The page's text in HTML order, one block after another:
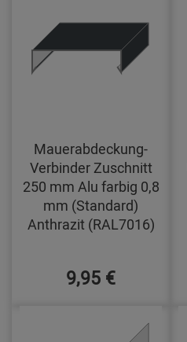
Mauerabdeckung-
Verbinder Zuschnitt
250 mm Alu farbig 0,8
mm (Standard)
Anthrazit (RAL7016)
9,95 €